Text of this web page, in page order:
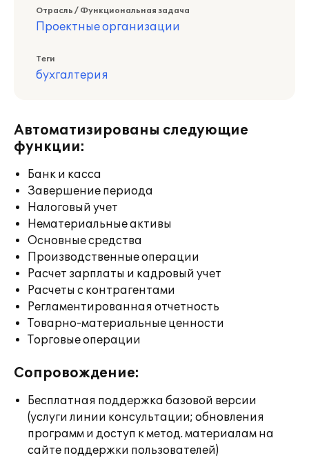
Отрасль / Функциональная задача
Проектные организации
Теги
бухгалтерия
Автоматизированы следующие
функции:
Банк и касса
Завершение периода
Налоговый учет
Нематериальные активы
Основные средства
Производственные операции
Расчет зарплаты и кадровый учет
Расчеты с контрагентами
Регламентированная отчетность
Товарно-материальные ценности
Торговые операции
Сопровождение:
Бесплатная поддержка базовой версии
(услуги линии консультации; обновления
программ и доступ к метод. материалам на
сайте поддержки пользователей)